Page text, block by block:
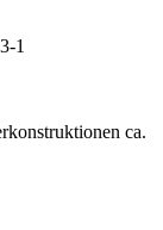
1
ca.